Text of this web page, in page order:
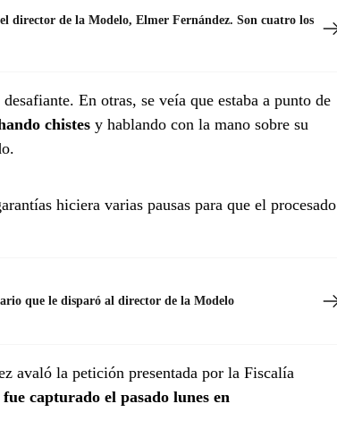
director de la Modelo, Elmer Fernández. Son cuatro los
En otras, se veía que estaba a punto de
chistes y hablando con la mano sobre su
hiciera varias pausas para que el procesado
que le disparó al director de la Modelo
avaló la petición presentada por la Fiscalía
capturado el pasado lunes en